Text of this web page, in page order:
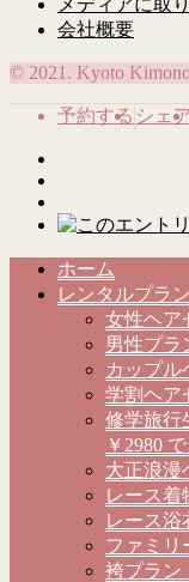
メディアに取
会社概要
© 2021. Kyoto
予約する シェ
ホーム
レンタルプラン
女性ヘア
男性プラ
カップル
学割ヘア
修学旅行
￥2980
大正浪漫
レース着
レース浴
ファミリ
袴プラン